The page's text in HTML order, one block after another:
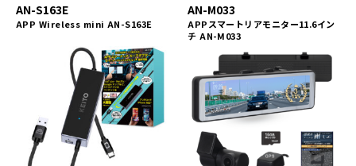
AN-S163E
APP Wireless mini AN-S163E
AN-M033
APPスマートリアモニター11.6イン
チ AN-M033